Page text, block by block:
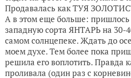
Продавалась как ТУЯ
А в этом еще больше:
западную сорта ЯНТАРЬ на 30-
самом солнцепеке. Ждать до
моем духе. Тем более пока
решила его воплотить. Правда
проливала (один раз с